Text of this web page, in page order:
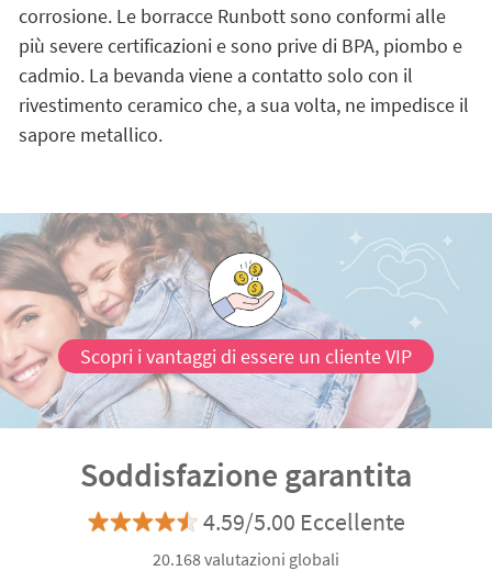
corrosione. Le borracce Runbott sono conformi alle
più severe certificazioni e sono prive di BPA, piombo e
cadmio. La bevanda viene a contatto solo con il
rivestimento ceramico che, a sua volta, ne impedisce il
sapore metallico.
Scopri i vantaggi di essere un cliente VIP
Soddisfazione garantita
4.59/5.00 Eccellente
20.168 valutazioni globali